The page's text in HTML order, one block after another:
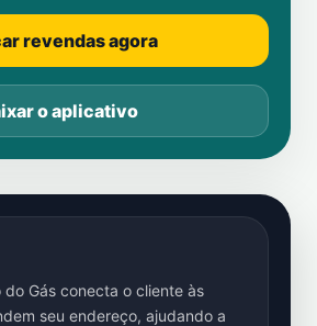
revendas agora
o aplicativo
Gás conecta o cliente às
seu endereço, ajudando a